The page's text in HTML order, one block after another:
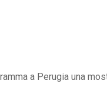
a Perugia una